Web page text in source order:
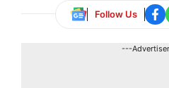
Follow Us
---